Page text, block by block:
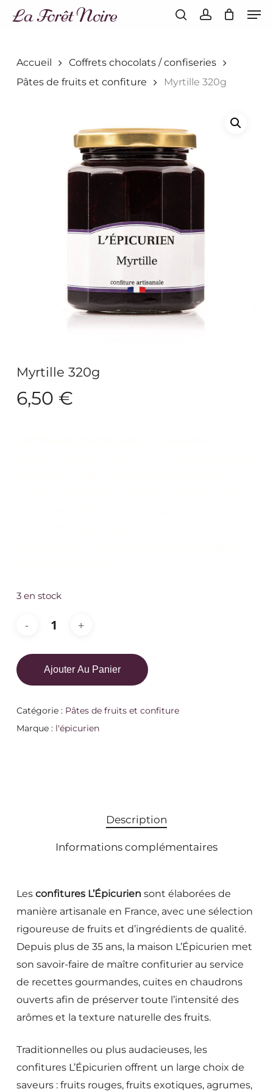
Skip
content
Accueil
Coffrets chocolats / confiseries
Pâtes de fruits et confiture
Myrtille 320g
Myrtille 320g
6,50 €
3 en stock
Ajouter Au Panier
Catégorie : Pâtes de fruits et confiture
Marque : l'épicurien
Description
Informations complémentaires
Les confitures L’Épicurien sont élaborées de
manière artisanale en France, avec une sélection
rigoureuse de fruits et d’ingrédients de qualité.
Depuis plus de 35 ans, la maison L’Épicurien met
son savoir-faire de maître confiturier au service
de recettes gourmandes, cuites en chaudrons
ouverts afin de préserver toute l’intensité des
arômes et la texture naturelle des fruits.
Traditionnelles ou plus audacieuses, les
confitures L’Épicurien offrent un large choix de
saveurs : fruits rouges, fruits exotiques, agrumes,